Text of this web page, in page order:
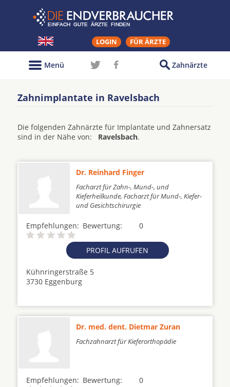
LOGIN FÜR ÄRZTE
Zahnärzte
Menü
Zahnimplantate in Ravelsbach
Die folgenden Zahnärzte für Implantate und Zahnersatz
sind in der Nähe von: Ravelsbach.
Dr. Reinhard Finger
Facharzt für Zahn-, Mund-, und
Kieferheilkunde, Facharzt für Mund-, Kiefer-
und Gesichtschirurgie
Empfehlungen: 0
Bewertung:
PROFIL AUFRUFEN
Kühnringerstraße 5
3730 Eggenburg
Dr. med. dent. Dietmar Zuran
Fachzahnarzt für Kieferorthopädie
Empfehlungen: 0
Bewertung: